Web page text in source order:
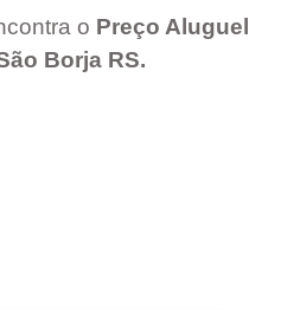
o Preço Aluguel
Borja RS.